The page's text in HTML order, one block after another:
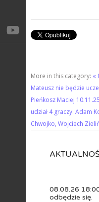
More in this category: «
Mateusz nie będzie
Pieńkosz Maciej
udział 4 graczy: Adam
Chwojko, Wojciech
08.08.26
odbędzie się.